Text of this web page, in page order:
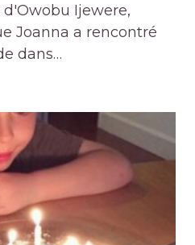
d'Owobu Ijewere,
Joanna a rencontré
dans…